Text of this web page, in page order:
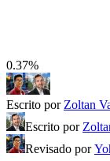
0.37%
Escrito por Zoltan
Escrito por
Revisado por